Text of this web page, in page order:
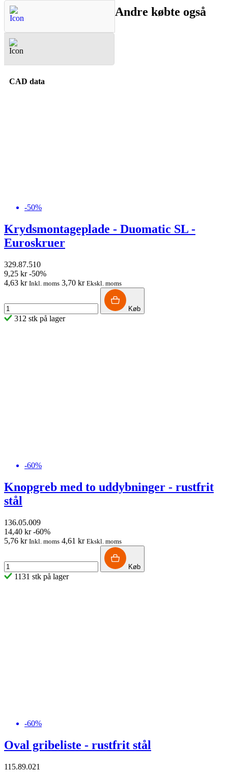
Spørgsmål & Svar
CAD data
Andre købte også
-50%
Krydsmontageplade - Duomatic SL -
Euroskruer
329.87.510
9,25 kr -50%
4,63 kr Inkl. moms 3,70 kr Ekskl. moms
Køb
312 stk på lager
-60%
Knopgreb med to uddybninger - rustfrit
stål
136.05.009
14,40 kr -60%
5,76 kr Inkl. moms 4,61 kr Ekskl. moms
Køb
1131 stk på lager
-60%
Oval gribeliste - rustfrit stål
115.89.021